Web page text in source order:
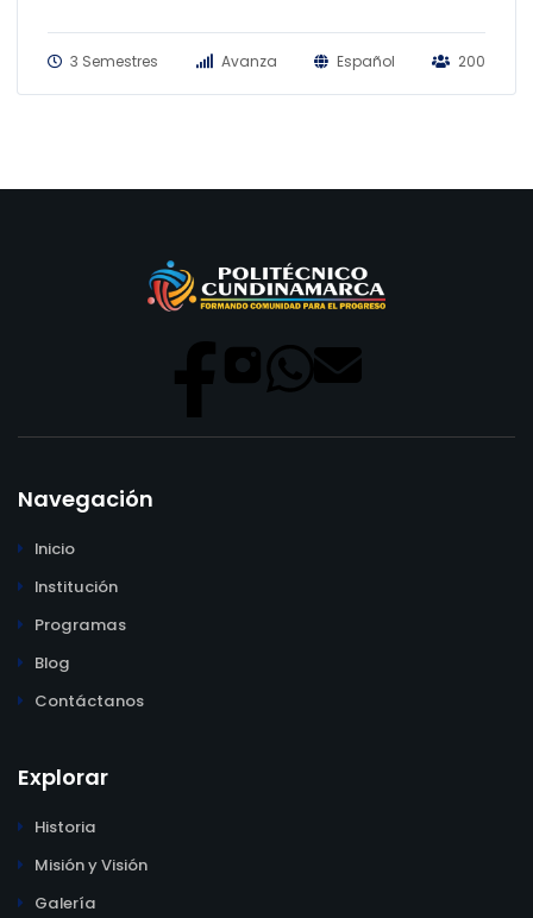
3 Semestres Avanza Español 200
Navegación
Inicio
Institución
Programas
Blog
Contáctanos
Explorar
Historia
Misión y Visión
Galería